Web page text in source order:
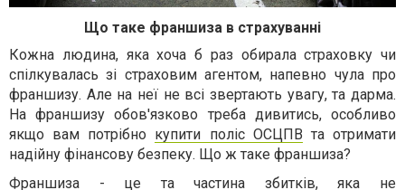
Що таке франшиза в страхуванні
Кожна людина, яка хоча б раз обирала страховку чи
спілкувалась зі страховим агентом, напевно чула про
франшизу. Але на неї не всі звертають увагу, та дарма.
На франшизу обов'язково треба дивитись, особливо
якщо вам потрібно купити поліс ОСЦПВ та отримати
надійну фінансову безпеку. Що ж таке франшиза?
Франшиза - це та частина збитків, яка не